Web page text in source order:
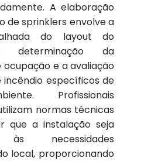
A elaboração
de sprinklers envolve a
do layout do
determinação da
ocupação e a avaliação
incêndio específicos de
Profissionais
normas técnicas
que a instalação seja
às necessidades
local, proporcionando